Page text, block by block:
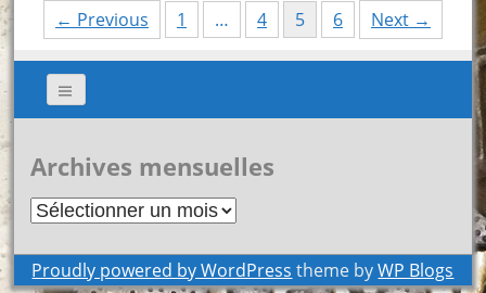
Posts
navigation
← Previous 1 … 4 5 6 Next →
Archives mensuelles
Archives
Proudly powered by WordPress theme byWP Blogs